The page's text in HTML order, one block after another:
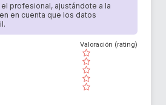
profesional, ajustándote a la
en cuenta que los datos
( )
( )
( )
( )
( )
Valoración (rating)